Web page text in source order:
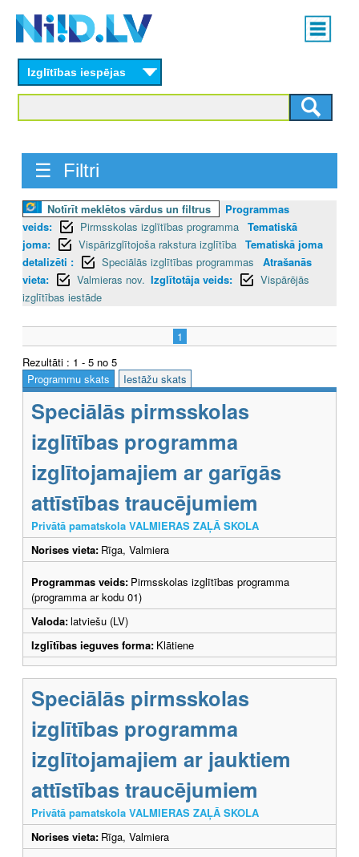
content
Main
menu
Izglītības iespējas
☰ Filtri
Notīrīt meklētos vārdus un filtrus
Programmas
veids:
Pirmsskolas izglītības programma Tematiskā
joma:
Vispārizglītojoša rakstura izglītība Tematiskā joma
detalizēti :
Speciālās izglītības programmas
Atrašanās
vieta:
Valmieras nov. Izglītotāja veids:
Vispārējās
izglītības iestāde
1
Rezultāti : 1 - 5 no 5
Programmu skats
Iestāžu skats
Speciālās pirmsskolas
izglītības programma
izglītojamajiem ar garīgās
attīstības traucējumiem
Privātā pamatskola VALMIERAS ZAĻĀ SKOLA
Norises vieta: Rīga, Valmiera
Programmas veids: Pirmsskolas izglītības programma
(programma ar kodu 01)
Valoda:latviešu (LV)
Izglītības ieguves forma: Klātiene
Speciālās pirmsskolas
izglītības programma
izglītojamajiem ar jauktiem
attīstības traucējumiem
Privātā pamatskola VALMIERAS ZAĻĀ SKOLA
Norises vieta: Rīga, Valmiera